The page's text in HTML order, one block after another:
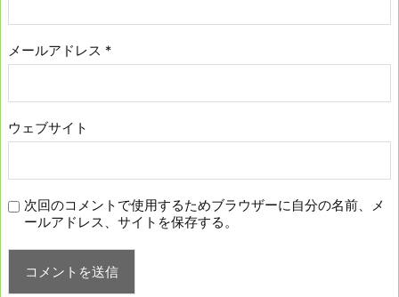
メールアドレス *
ウェブサイト
次回のコメントで使用するためブラウザーに自分の名前、メ
ールアドレス、サイトを保存する。